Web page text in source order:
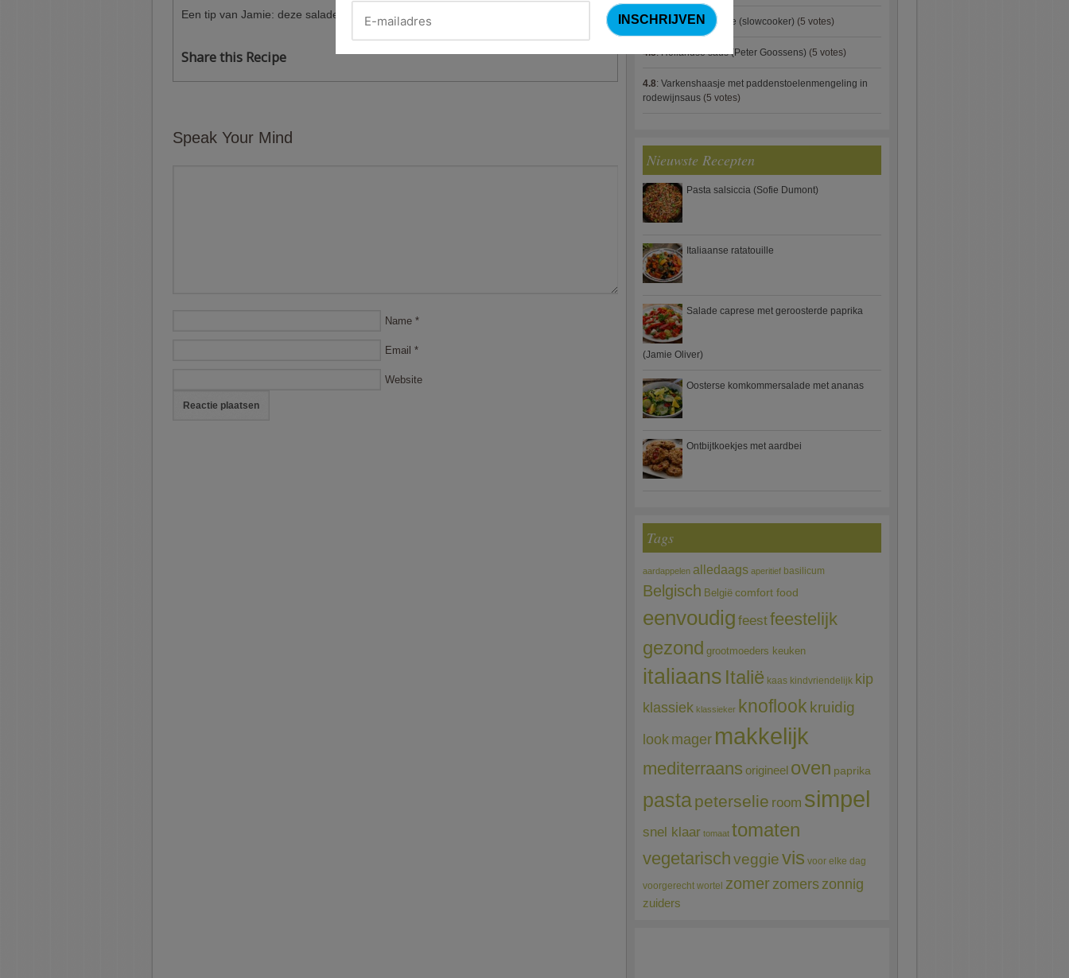
Een tip van Jamie: deze salade met kip is ook erg lekker in een wrap!
Share this Recipe
Speak Your Mind
Name *
Email *
Website
4.8:Linzenbolognese (slowcooker) (5 votes)
4.8:Hollandse saus (Peter Goossens) (5 votes)
4.8: Varkenshaasje met paddenstoelenmengeling in
rodewijnsaus (5 votes)
Nieuwste Recepten
Pasta salsiccia (Sofie Dumont)
Italiaanse ratatouille
Salade caprese met geroosterde paprika
(Jamie Oliver)
Oosterse komkommersalade met ananas
Ontbijtkoekjes met aardbei
Tags
aardappelen alledaags aperitief basilicum
Belgisch België comfort food
eenvoudig feestfeestelijk
gezond grootmoeders keuken
italiaans Italië kaas kindvriendelijk kip
klassiek klassieker knoflook kruidig
look mager makkelijk
mediterraans origineel oven paprika
pastapeterselie room simpel
snel klaar tomaat tomaten
vegetarischveggievis voor elke dag
voorgerecht wortel zomerzomerszonnig
zuiders